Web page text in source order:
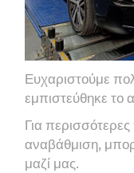
Ευχαριστούμε
εμπιστεύθηκε το
Για
αναβάθμιση,
μαζί μας.